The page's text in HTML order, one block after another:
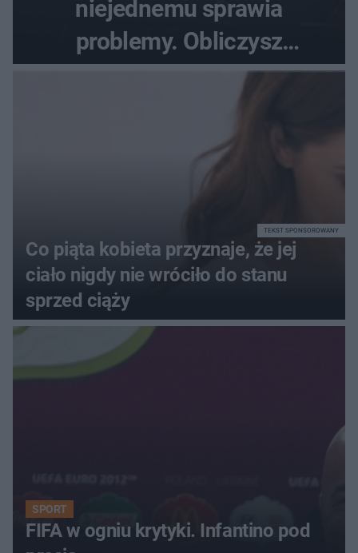
niejednemu sprawia
problemy. Obliczysz
poprawnie, ile to jest
Co piąta kobieta przyznaje, że jej
ciało nigdy nie wróciło do stanu
sprzed ciąży
TEKST SPONSOROWANY
SPORT
FIFA w ogniu krytyki. Infantino pod